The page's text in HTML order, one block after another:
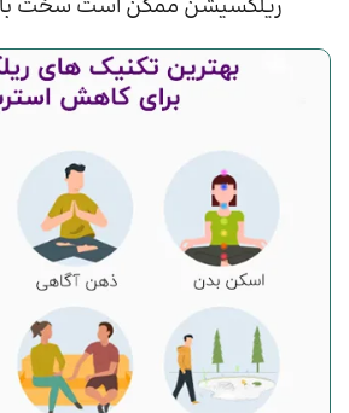
ریلکسیشن ممکن است سخت